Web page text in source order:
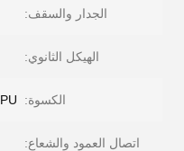
الجدار والسقف:
الهيكل الثانوي:
الكسوة: PU/صخرة الصوف/الألياف الزجاجية/EPS
اتصال العمود والشعاع: